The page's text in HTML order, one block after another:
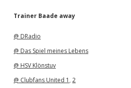
h
Trainer Baade away
@ DRadio
@ Das Spiel meines Lebens
@ HSV Klönstuv
@ Clubfans United 1 , 2